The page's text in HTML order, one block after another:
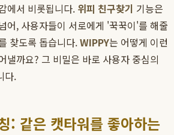
에서 비롯됩니다. 위피 친구찾기 기능은
어, 사용자들이 서로에게 '꾹꾹이'를 해줄
찾도록 돕습니다.WIPPY는 어떻게 이런
낼까요? 그 비밀은 바로 사용자 중심의
다.
: 같은 캣타워를 좋아하는